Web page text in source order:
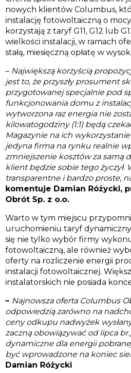
nowych klientów Columbus,
instalację fotowoltaiczną o
korzystają z taryf G11, G12 lub
wielkości instalacji, w ramach
stałą, miesięczną opłatę w
– Największą korzyścią
jest to, że przyszły prosument
przygotowanej specjalnie pod
funkcjonowania domu z
wytworzona raz energia nie
kilowatogodziny (1:1) będą
Magazynie na ich wykorzystanie
jedyna firma na rynku realnie
zmniejszenie kosztów za samą
klient będzie sobie tego życzył.
transparentne i bardzo proste,
komentuje Damian Różycki,
Obrót Sp. z o.o.
Warto w tym miejscu
uruchomieniu taryf
się nie tylko wybór firmy
fotowoltaiczną, ale również
oferty na rozliczenie energii
instalacji fotowoltaicznej.
instalatorskich nie posiada
– Najnowsza oferta Columbus
odpowiedzią zarówno na
ceny odkupu nadwyżek
zaczną obowiązywać od lipca
dynamiczne dla energii
być wprowadzone na koniec
Damian Różycki